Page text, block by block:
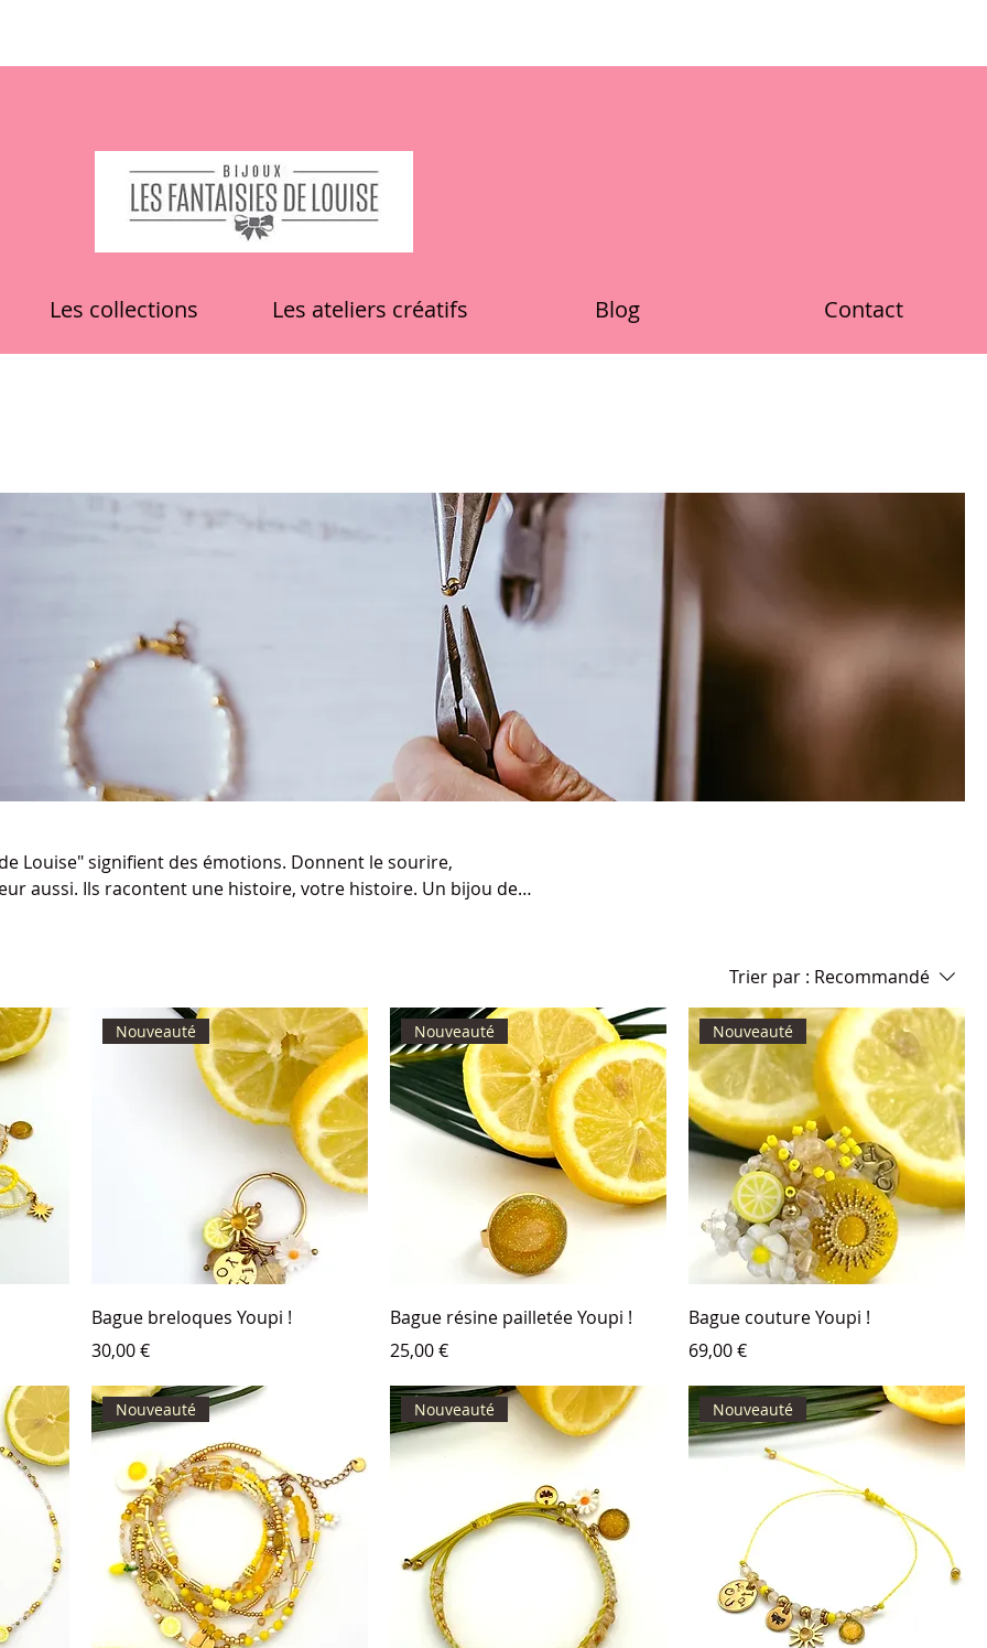
Les collections Les ateliers créatifs Blog Contact
Louise" signifient des émotions. Donnent le sourire,
aussi. Ils racontent une histoire, votre histoire. Un bijou de
Trier par : Recommandé
Nouveauté
Bague breloques Youpi !
Prix
30,00 €
Nouveauté
Bague résine pailletée Youpi !
Prix
25,00 €
Nouveauté
Bague couture Youpi !
Prix
69,00 €
Nouveauté Nouveauté Nouveauté